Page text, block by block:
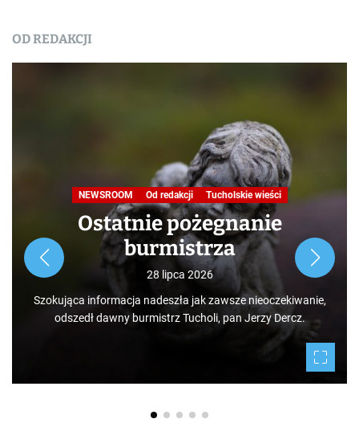
OD REDAKCJI
NEWSROOM Od redakcji Tucholskie wieści
Ostatnie pożegnanie
burmistrza
28 lipca 2026
Szokująca informacja nadeszła jak zawsze nieoczekiwanie,
odszedł dawny burmistrz Tucholi, pan Jerzy Dercz.